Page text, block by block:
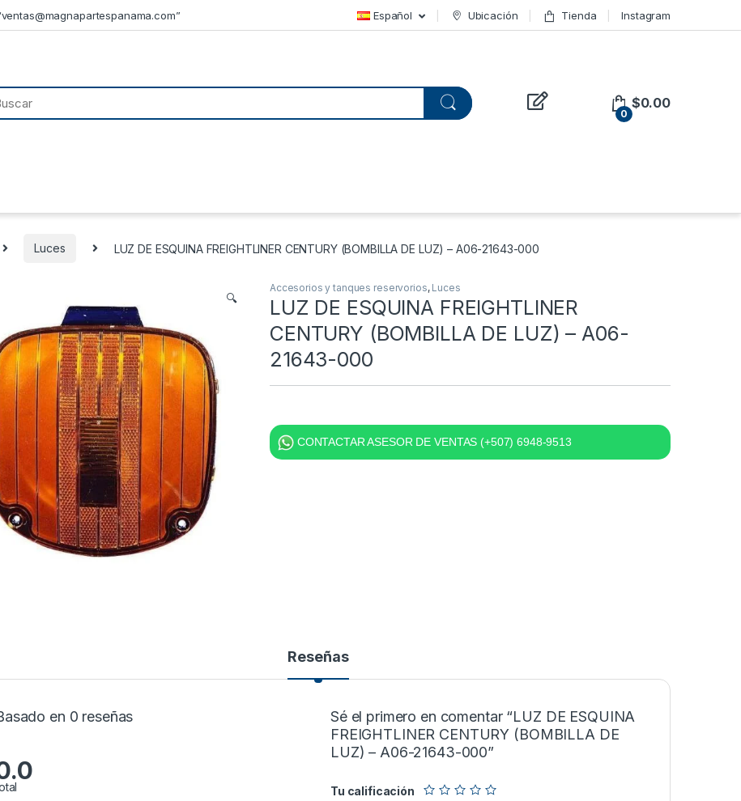
Español Ubicación Tienda Instagram
0
$0.00
Luces LUZ DE ESQUINA FREIGHTLINER CENTURY (BOMBILLA DE LUZ) – A06-21643-000
🔍
Accesorios y tanques reservorios, Luces
LUZ DE ESQUINA FREIGHTLINER
CENTURY (BOMBILLA DE LUZ) – A06-
21643-000
CONTACTAR ASESOR DE VENTAS (+507) 6948-9513
Reseñas
en 0 reseñas
Sé el primero en comentar “LUZ DE ESQUINA
FREIGHTLINER CENTURY (BOMBILLA DE
LUZ) – A06-21643-000”
Tu calificación